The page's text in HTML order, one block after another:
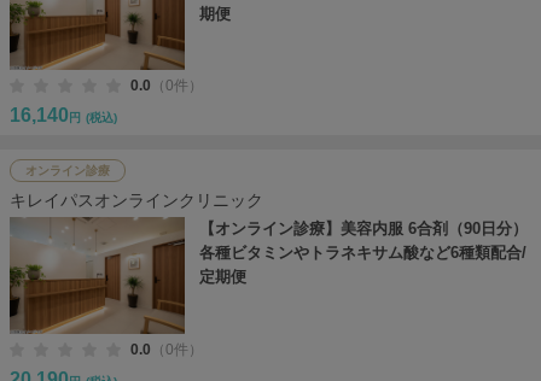
期便
0.0 （0件）
16,140 円 (税込)
オンライン診療
キレイパスオンラインクリニック
【オンライン診療】美容内服 6合剤（90日分）
各種ビタミンやトラネキサム酸など6種類配合/
定期便
0.0 （0件）